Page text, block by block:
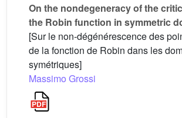
On the nondegeneracy of the
the Robin function in symmetric
[Sur le non-dégénérescence des
de la fonction de Robin dans les
symétriques]
Massimo Grossi